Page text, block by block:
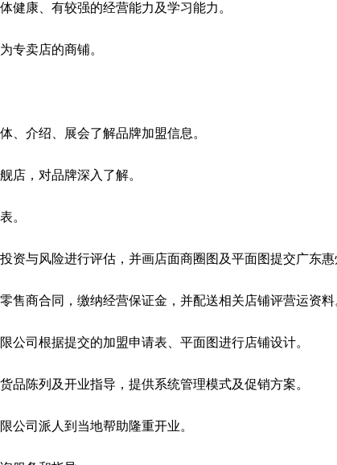
健康、有较强的经营能力及学习能力。
专卖店的商铺。
、介绍、展会了解品牌加盟信息。
店，对品牌深入了解。
。
资与风险进行评估，并画店面商圈图及平面图提交广东惠
售商合同，缴纳经营保证金，并配送相关店铺评营运资料
公司根据提交的加盟申请表、平面图进行店铺设计。
品陈列及开业指导，提供系统管理模式及促销方案。
公司派人到当地帮助隆重开业。